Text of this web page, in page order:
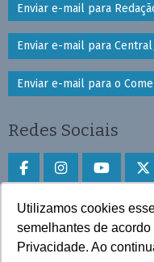
Utilizamos cookies
semelhantes de
Privacidade. Ao
Enviar e-mail para
Enviar e-mail para
Enviar e-mail para o
Redes Sociais
Faça download do
Play Store e App Store